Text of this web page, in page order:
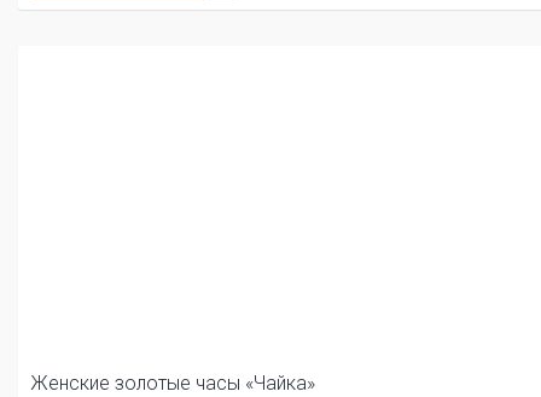
Женские золотые часы «Чайка»